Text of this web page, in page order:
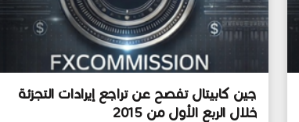
جين كابيتال تفصح عن تراجع إيرادات التجزئة
خلال الربع الأول من 2015